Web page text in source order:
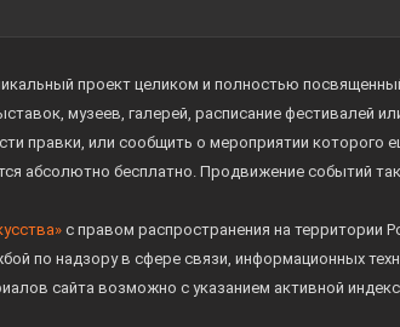
проект целиком и полностью
музеев, галерей, расписание фестивалей
правки, или сообщить о мероприятии которого
абсолютно бесплатно. Продвижение событий
с правом распространения на территории
по надзору в сфере связи, информационных
сайта возможно с указанием активной